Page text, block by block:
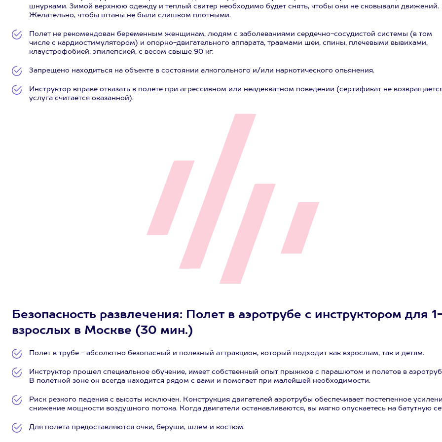
шнурками. Зимой верхнюю одежду и теплый свитер необходимо будет снять, чтобы они не сковывали движений.
Желательно, чтобы штаны не были слишком плотными.
Полет не рекомендован беременным женщинам, людям с заболеваниями сердечно-сосудистой системы (в том
числе с кардиостимулятором) и опорно-двигательного аппарата, травмами шеи, спины, плечевыми вывихами,
клаустрофобией, эпилепсией, с весом свыше 90 кг.
Запрещено находиться на объекте в состоянии алкогольного и/или наркотического опьянения.
Инструктор вправе отказать в полете при агрессивном или неадекватном поведении (сертификат не
услуга считается оказанной).
Безопасность развлечения: Полет в аэротрубе с инструктором для
взрослых в Москве (30 мин.)
Полет в трубе - абсолютно безопасный и полезный аттракцион, который подходит как взрослым, так и детям.
Инструктор прошел специальное обучение, имеет собственный опыт прыжков с парашютом и полетов в
В полетной зоне он всегда находится рядом с вами и помогает при малейшей необходимости.
Риск резкого падения с высоты исключен. Конструкция двигателей аэротрубы обеспечивает постепенное
снижение мощности воздушного потока. Когда двигатели останавливаются, вы мягко опускаетесь на батутную
Для полета предоставляются очки, беруши, шлем и костюм.